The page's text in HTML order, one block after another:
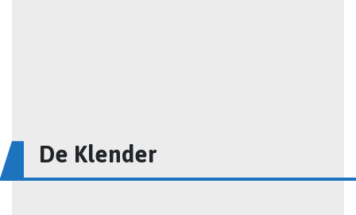
De Klender